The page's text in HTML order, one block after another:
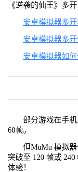
《逆袭的仙王》多
安卓模拟器多
安卓模拟器多
安卓模拟器如
部分游戏在手
60帧。
但MuMu 模拟
突破至 120 帧或
体验！